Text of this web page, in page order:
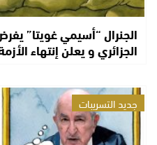
الجنرال “أسيمي غويتا”
الجزائري و يعلن إنتهاء
جديد التسريبات